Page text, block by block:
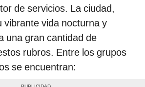
de servicios. La ciudad,
vibrante vida nocturna y
una gran cantidad de
rubros. Entre los grupos
se encuentran: